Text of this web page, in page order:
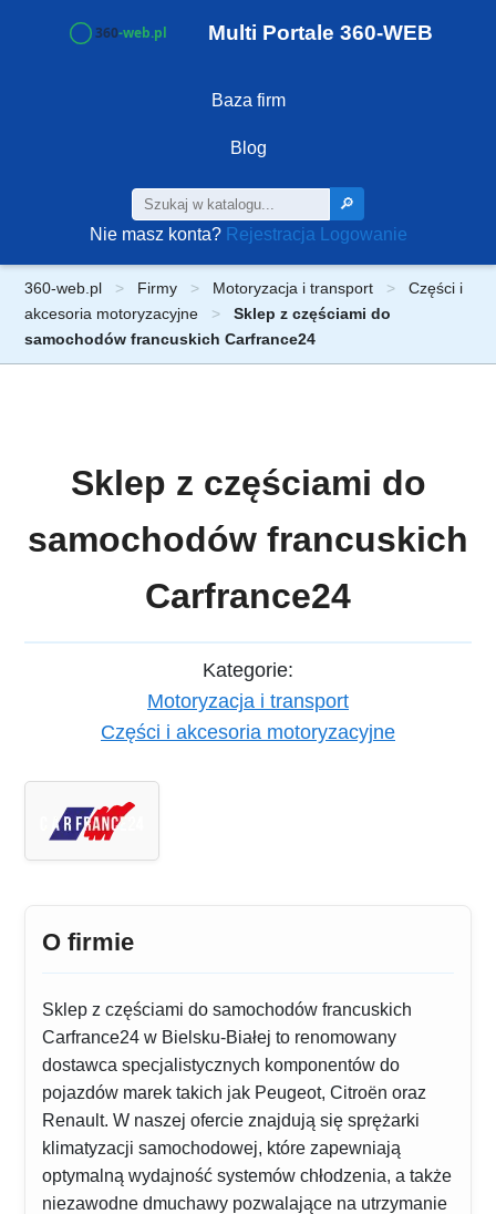
Multi Portale 360-WEB
Baza firm
Blog
🔎
Nie masz konta? Rejestracja Logowanie
360-web.pl Firmy Motoryzacja i transport
Części i
akcesoria motoryzacyjne
Sklep z częściami do
samochodów francuskich Carfrance24
Sklep z częściami do
samochodów francuskich
Carfrance24
Kategorie:
Motoryzacja i transport
Części i akcesoria motoryzacyjne
O firmie
Sklep z częściami do samochodów francuskich
Carfrance24 w Bielsku-Białej to renomowany
dostawca specjalistycznych komponentów do
pojazdów marek takich jak Peugeot, Citroën oraz
Renault. W naszej ofercie znajdują się sprężarki
klimatyzacji samochodowej, które zapewniają
optymalną wydajność systemów chłodzenia, a także
niezawodne dmuchawy pozwalające na utrzymanie